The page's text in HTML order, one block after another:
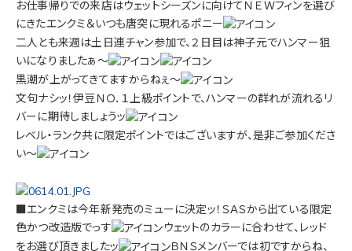
お仕事帰りでの来店はウェットシーズンに向けてＮＥＷフィンを選び
にきたエンクミ＆いつも唐突に現れるポニー
二人とも来週は土日連チャン参加で、２日目は神子元でハンマー狙
いになりましたぁ～
黒潮が上がってきてますからねぇ～
文句ナシッ！伊豆ＮＯ．１上級ポイントで、ハンマーの群れが流れるリ
バーに期待しましょうッ
レベル・ランク共に限定ポイントではございますが、是非ご参加くださ
い～
■エンクミは今年新発売のミューに決定ッ！ＳＡＳから出ている限定
色かつ改造版でっす
ウェットのカラーに合わせて、レッド
をお選び頂きましたッ
ＢＮＳメンバーでは初ですからね、